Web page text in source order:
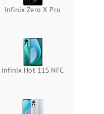
Infinix Zero X Pro
Infinix Hot 11S NFC